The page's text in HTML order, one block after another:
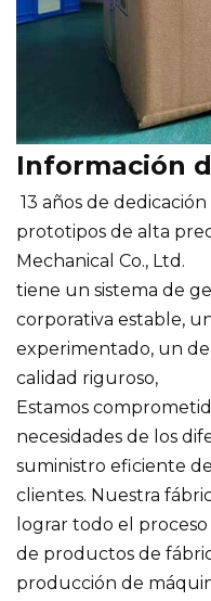
Información
13 años de
prototipos de alta
Mechanical Co., Ltd.
tiene un sistema de
corporativa estable,
experimentado, un
calidad riguroso,
Estamos
necesidades de los
suministro eficiente
clientes. Nuestra
lograr todo el
de productos de
producción de